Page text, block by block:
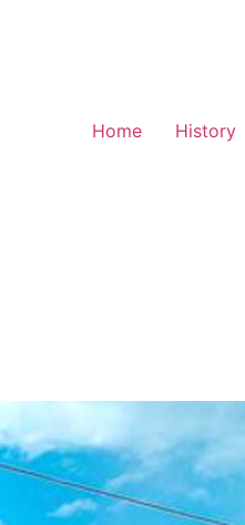
Home History